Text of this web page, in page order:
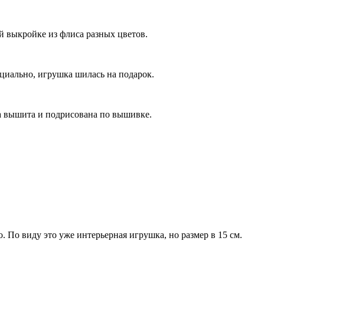
выкройке из флиса разных цветов.
игрушка шилась на подарок.
вышита и подрисована по вышивке.
По виду это уже интерьерная игрушка, но размер в 15 см.